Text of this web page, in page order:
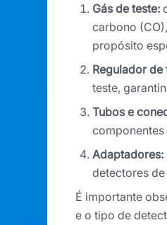
Gás de teste:
carbono
propósito
Regulador de
teste,
Tubos e
componentes
Adaptadores:
detectores
É importante
e o tipo de